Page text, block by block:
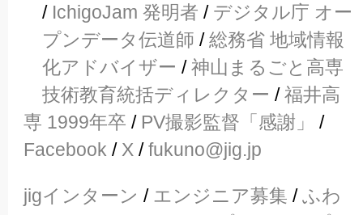
/ IchigoJam 発明者 / デジタル庁 オー
プンデータ伝道師 /総務省 地域情報
化アドバイザー /神山まるごと高専
技術教育統括ディレクター /福井高
専 1999年卒 / PV撮影監督「感謝」
/
Facebook / X /fukuno@jig.jp
jigインターン / エンジニア募集 /ふわ